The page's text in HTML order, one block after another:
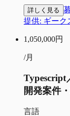
詳しく見る
提供: ギーク
1,050,000円
/月
Typescript
開発案件
言語